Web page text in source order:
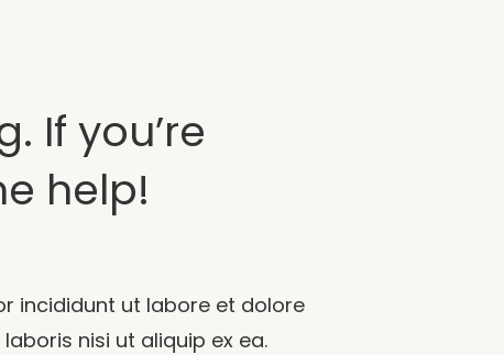
If you’re
help!
incididunt ut labore et dolore
nisi ut aliquip ex ea.